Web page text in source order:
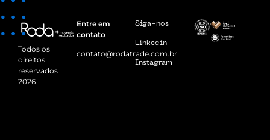
Todos os
direitos
reservados
2026
Entre em
contato
contato@rodatrade.com.br
Siga-nos
Linkedin
Instagram